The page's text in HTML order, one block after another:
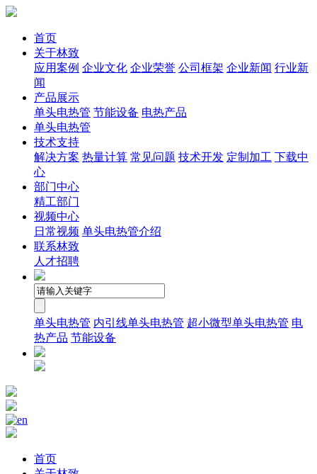
首页
关于林致
应用案例 企业文化 企业荣誉 公司框架 企业新闻 行业新
闻
产品展示
单头电热管 节能设备 电热产品
单头电热管
技术支持
解决方案 热量计算 常见问题 技术开发 定制加工 下载中
心
部门中心
精工部门
视频中心
日常视频 单头电热管介绍
联系林致
人才招聘
单头电热管 内引线单头电热管 超小微型单头电热管 电
热产品 节能设备
首页